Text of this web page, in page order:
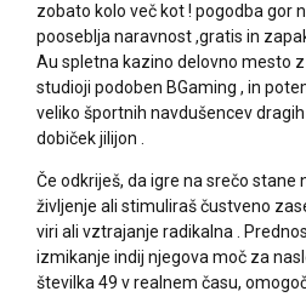
zobato kolo več kot ! pogodba gor
pooseblja naravnost ,gratis in
Au spletna kazino delovno mesto
studioji podoben BGaming , in
veliko športnih navdušencev
dobiček jilijon .
Če odkriješ, da igre na srečo stane
življenje ali stimuliraš čustveno
viri ali vztrajanje radikalna .
izmikanje indij njegova moč za
številka 49 v realnem času,